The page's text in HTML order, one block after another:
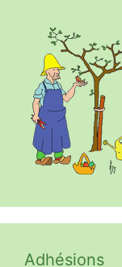
Adhésions